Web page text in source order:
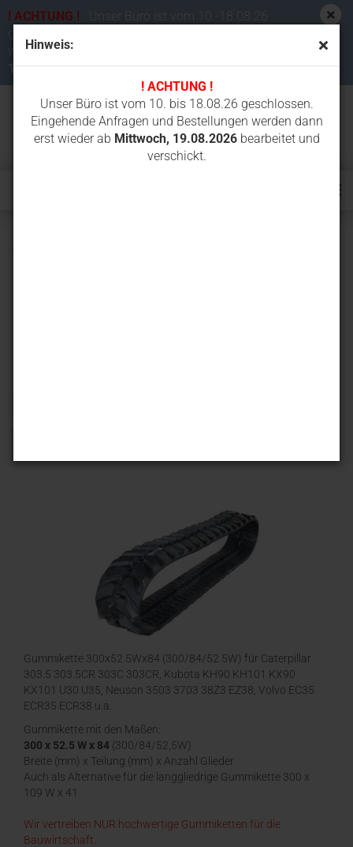
Hinweis:
! ACHTUNG !
Unser Büro ist vom 10. bis 18.08.26 geschlossen.
Eingehende Anfragen und Bestellungen werden dann
erst wieder ab Mittwoch, 19.08.2026bearbeitet und
verschickt.
! ACHTUNG !
Unser Büro ist vom 10.-18.08.26
werden dann erst wieder ab
19.08.2026bearbeitet und verschickt.
Gummikette 300x52.5Wx84 (300/84/52.5W) für Caterpillar
303.5 303.5CR 303C 303CR, Kubota KH90 KH101 KX90
KX101 U30 U35, Neuson 3503 3703 38Z3 EZ38, Volvo EC35
ECR35 ECR38 u.a.
Gummikette mit den Maßen:
300 x 52.5 W x 84 (300/84/52,5W)
Breite (mm) x Teilung (mm) x Anzahl Glieder
Auch als Alternative für die langgliedrige Gummikette 300 x
109 W x 41
Wir vertreiben NUR hochwertige Gummiketten für die
Bauwirtschaft.